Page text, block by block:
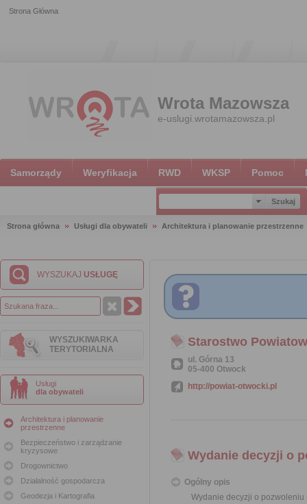
Strona Główna
Wrota Mazowsza
e-uslugi.wrotamazowsza.pl
Samorządy Weryfikacja RWD WKSP Pomoc
Strona główna Usługi dla obywateli Architektura i planowanie przestrzenne
WYSZUKAJ USŁUGĘ
WYSZUKIWARKA
TERYTORIALNA
Usługi
dla obywateli
Architektura i planowanie
przestrzenne
Bezpieczeństwo i zarządzanie
kryzysowe
Drogownictwo
Działalność gospodarcza
Geodezja i Kartografia
Starostwo
ul. Górna 13
05-400 Otwock
http://powiat-otwocki.pl
Wydanie decyzji o
Ogólny opis
Wydanie decyzji o pozwoleniu